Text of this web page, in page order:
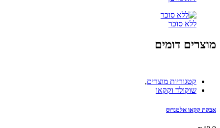
ללא סוכר
מוצרים דומים
קטגוריות מוצרים,
שוקולד וקקאו
אבקת קקאו אלמנדוס